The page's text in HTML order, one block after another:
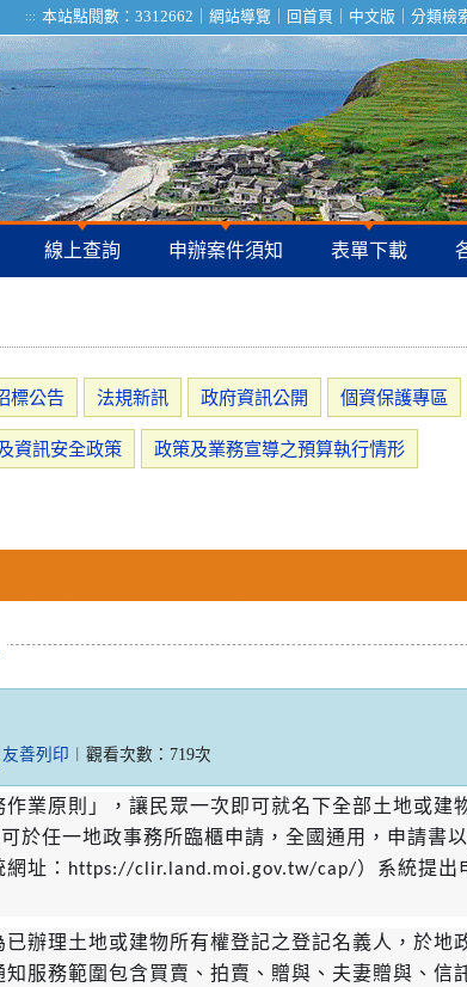
::: 本站點閱數：3312662｜網站導覽 回首頁 中文版 ｜分類檢
線上查詢 申辦案件須知 表單下載
標公告 法規新訊 政府資訊公開 個資保護專區
資訊安全政策 政策及業務宣導之預算執行情形
友善列印 ︱觀看次數：719次
業原則」，讓民眾一次即可就名下全部土地或建
於任一地政事務所臨櫃申請，全國通用，申請書
網址：https://clir.land.moi.gov.tw/cap/）系統提出
辦理土地或建物所有權登記之登記名義人，於地
服務範圍包含買賣、拍賣、贈與、夫妻贈與、信